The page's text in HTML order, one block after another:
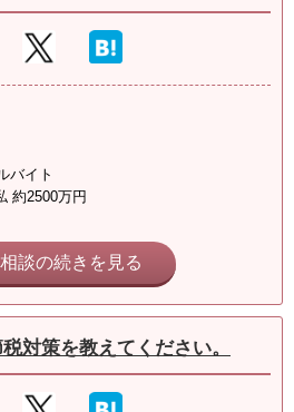
バイト
約2500万円
談の続きを見る
対策を教えてください。